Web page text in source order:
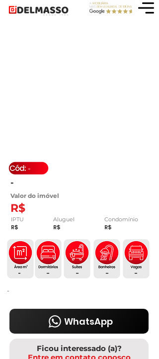
-
Valor do imóvel
R$
-
IPTU
R$
Aluguel Condomínio
R$ R$
-
-
- - -
-
WhatsApp
Ficou interessado (a)?